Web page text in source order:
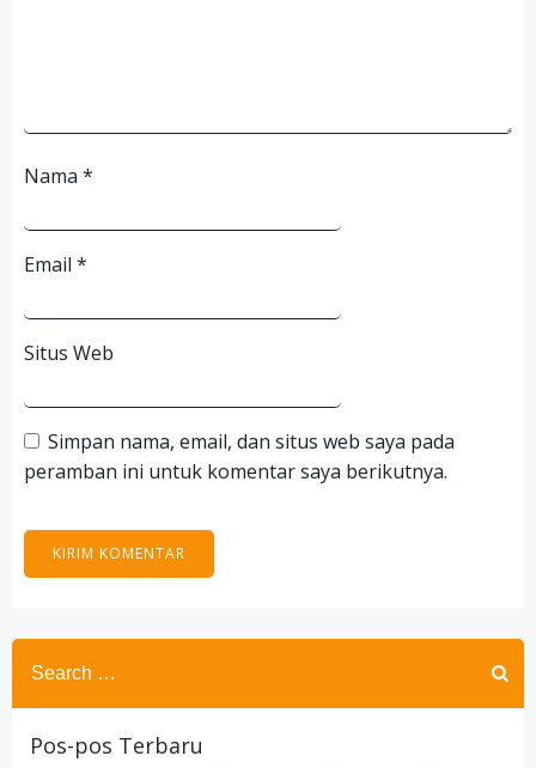
Nama *
Email *
Situs Web
Simpan nama, email, dan situs web saya pada
peramban ini untuk komentar saya berikutnya.
Search
for:
Pos-pos Terbaru